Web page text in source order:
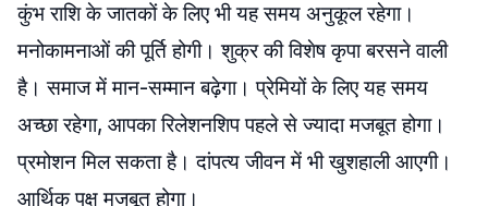
कुंभ राशि के जातकों के लिए भी यह समय अनुकूल रहेगा।
मनोकामनाओं की पूर्ति होगी। शुक्र की विशेष कृपा बरसने वाली
है। समाज में मान-सम्मान बढ़ेगा। प्रेमियों के लिए यह समय
अच्छा रहेगा, आपका रिलेशनशिप पहले से ज्यादा मजबूत होगा।
प्रमोशन मिल सकता है। दांपत्य जीवन में भी खुशहाली आएगी।
आर्थिक पक्ष मजबूत होगा।